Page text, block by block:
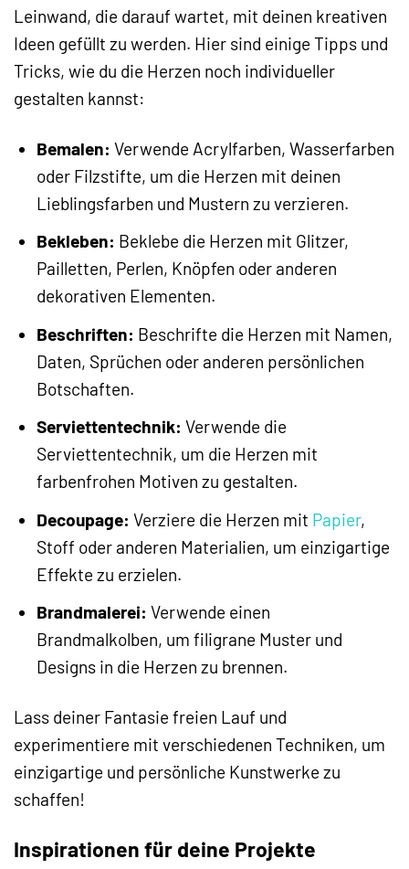
Leinwand, die darauf wartet, mit deinen kreativen
Ideen gefüllt zu werden. Hier sind einige Tipps und
Tricks, wie du die Herzen noch individueller
gestalten kannst:
Bemalen: Verwende Acrylfarben, Wasserfarben
oder Filzstifte, um die Herzen mit deinen
Lieblingsfarben und Mustern zu verzieren.
Bekleben: Beklebe die Herzen mit Glitzer,
Pailletten, Perlen, Knöpfen oder anderen
dekorativen Elementen.
Beschriften: Beschrifte die Herzen mit Namen,
Daten, Sprüchen oder anderen persönlichen
Botschaften.
Serviettentechnik: Verwende die
Serviettentechnik, um die Herzen mit
farbenfrohen Motiven zu gestalten.
Decoupage: Verziere die Herzen mit Papier,
Stoff oder anderen Materialien, um einzigartige
Effekte zu erzielen.
Brandmalerei: Verwende einen
Brandmalkolben, um filigrane Muster und
Designs in die Herzen zu brennen.
Lass deiner Fantasie freien Lauf und
experimentiere mit verschiedenen Techniken, um
einzigartige und persönliche Kunstwerke zu
schaffen!
Inspirationen für deine Projekte